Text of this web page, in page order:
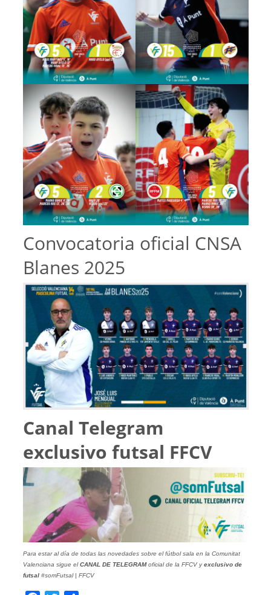
Convocatoria oficial CNSA
Blanes 2025
Canal Telegram
exclusivo futsal FFCV
Para estar al día de todas las novedades sobre el fútbol sala en la Comunitat
Valenciana sigue elCANAL DE TELEGRAMoficial de la FFCV yexclusivo de
futsal#somFutsal | FFCV